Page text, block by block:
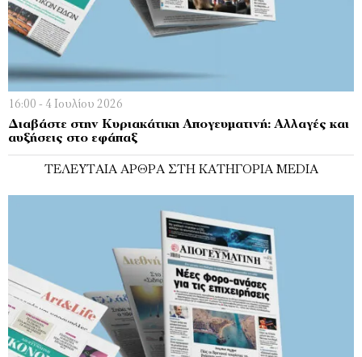
16:00 - 4 Ιουλίου 2026
Διαβάστε στην Κυριακάτικη Απογευματινή: Αλλαγές και
αυξήσεις στο εφάπαξ
ΤΕΛΕΥΤΑΊΑ ΆΡΘΡΑ ΣΤΗ ΚΑΤΗΓΟΡΊΑ MEDIA